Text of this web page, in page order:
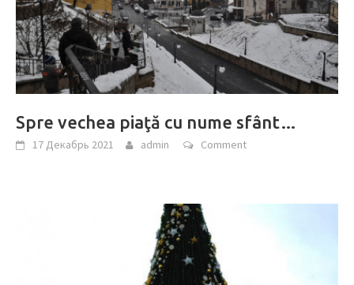
Spre vechea piaţă cu nume sfânt…
17 Декабрь 2021 admin Comment